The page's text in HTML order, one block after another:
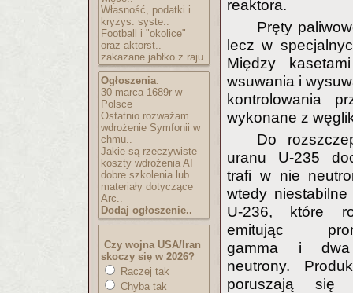
Własność, podatki i
kryzys: syste..
Football i "okolice"
oraz aktorst..
zakazane jabłko z raju
Ogłoszenia:
30 marca 1689r w
Polsce
Ostatnio rozważam
wdrożenie Symfonii w
chmu..
Jakie są rzeczywiste
koszty wdrożenia AI
dobre szkolenia lub
materiały dotyczące
Arc..
Dodaj ogłoszenie..
Czy wojna USA/Iran
skoczy się w 2026?
Raczej tak
Chyba tak
reaktora.
Pręty
lecz w
Między
wsuwania i
kontrolowania
wykonane z
Do
uranu U-235
trafi w nie
wtedy
U-236, które
emitując
gamma i
neutrony.
poruszają